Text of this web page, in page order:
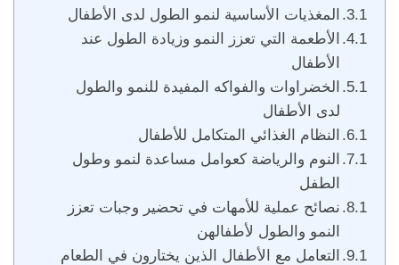
المغذيات الأساسية لنمو الطول لدى الأطفال
الأطعمة التي تعزز النمو وزيادة الطول عند
الأطفال
الخضراوات والفواكه المفيدة للنمو والطول
لدى الأطفال
النظام الغذائي المتكامل للأطفال
النوم والرياضة كعوامل مساعدة لنمو وطول
الطفل
نصائح عملية للأمهات في تحضير وجبات تعزز
النمو والطول لأطفالهن
التعامل مع الأطفال الذين يختارون في الطعام